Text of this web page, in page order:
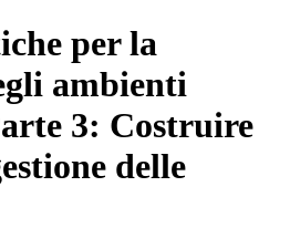
per la
ambienti
3: Costruire
delle